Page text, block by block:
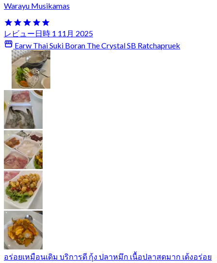
Warayu Musikamas
レビュー日時 1 11月 2025
Earw Thai Suki Boran The Crystal SB Ratchapruek
อร่อยเหมือนเดิม บริการดี กุ้ง ปลาหมึก เนื้อปลาสดมาก เด้งอร่อย